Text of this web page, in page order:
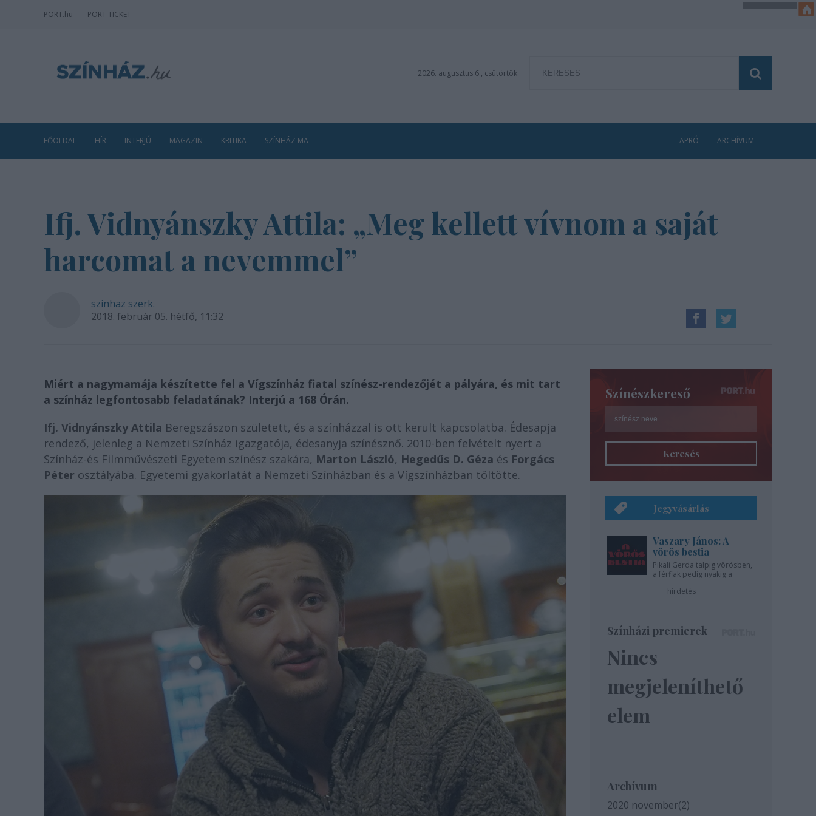
PORT.hu PORT TICKET
2026. augusztus 6., csütörtök
FŐOLDAL HÍR INTERJÚ MAGAZIN KRITIKA SZÍNHÁZ MA APRÓ ARCHÍVUM
Ifj. Vidnyánszky Attila: „Meg kellett vívnom a saját
harcomat a nevemmel”
szinhaz szerk.
2018. február 05. hétfő, 11:32
Miért a nagymamája készítette fel a Vígszínház fiatal színész-rendezőjét a pályára, és mit tart
a színház legfontosabb feladatának? Interjú a 168 Órán.
Ifj. Vidnyánszky Attila Beregszászon született, és a színházzal is ott került kapcsolatba. Édesapja
rendező, jelenleg a Nemzeti Színház igazgatója, édesanyja színésznő. 2010-ben felvételt nyert a
Színház-és Filmművészeti Egyetem színész szakára, Marton László, Hegedűs D. Géza és Forgács
Péter osztályába. Egyetemi gyakorlatát a Nemzeti Színházban és a Vígszínházban töltötte.
Színészkereső
Keresés
Jegyvásárlás
Vaszary János: A
vörös bestia
Pikali Gerda talpig vörösben,
a férfiak pedig nyakig a
hirdetés
Színházi premierek
Nincs
megjeleníthető
elem
Archívum
2020 november(2)